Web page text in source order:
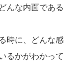
んな内面である
時に、どんな感
るかがわかって